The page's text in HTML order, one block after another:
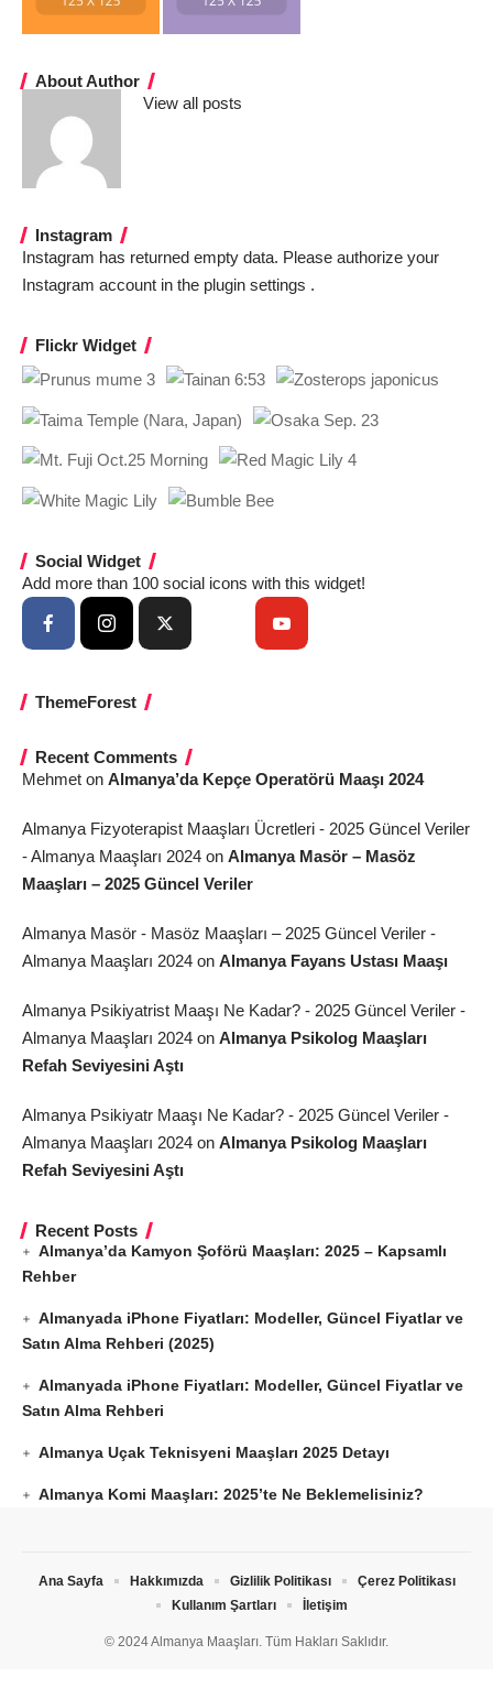
About Author
View all posts
Instagram
Instagram has returned empty data. Please authorize your
Instagram account in the plugin settings .
Flickr Widget
Social Widget
Add more than 100 social icons with this widget!
ThemeForest
Recent Comments
Mehmet on Almanya’da Kepçe Operatörü Maaşı 2024
Almanya Fizyoterapist Maaşları Ücretleri - 2025 Güncel Veriler
- Almanya Maaşları 2024 on Almanya Masör – Masöz
Maaşları – 2025 Güncel Veriler
Almanya Masör - Masöz Maaşları – 2025 Güncel Veriler -
Almanya Maaşları 2024 on Almanya Fayans Ustası Maaşı
Almanya Psikiyatrist Maaşı Ne Kadar? - 2025 Güncel Veriler -
Almanya Maaşları 2024 on Almanya Psikolog Maaşları
Refah Seviyesini Aştı
Almanya Psikiyatr Maaşı Ne Kadar? - 2025 Güncel Veriler -
Almanya Maaşları 2024 on Almanya Psikolog Maaşları
Refah Seviyesini Aştı
Recent Posts
Almanya’da Kamyon Şoförü Maaşları: 2025 – Kapsamlı
Rehber
Almanyada iPhone Fiyatları: Modeller, Güncel Fiyatlar ve
Satın Alma Rehberi (2025)
Almanyada iPhone Fiyatları: Modeller, Güncel Fiyatlar ve
Satın Alma Rehberi
Almanya Uçak Teknisyeni Maaşları 2025 Detayı
Almanya Komi Maaşları: 2025’te Ne Beklemelisiniz?
© 2024 Almanya Maaşları. Tüm Hakları Saklıdır.
Ana Sayfa Hakkımızda Gizlilik Politikası
Çerez Politikası
Kullanım Şartları
İletişim